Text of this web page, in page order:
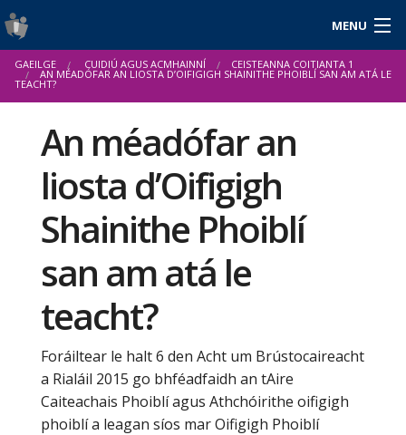
MENU
Logáil isteach
English
Cuidiú agus Acmhainní
Nuacht
Tuarascálacha & Staitisticí
GAEILGE CUIDIÚ AGUS ACMHAINNÍ CEISTEANNA COITIANTA 1
AN MÉADÓFAR AN LIOSTA D’OIFIGIGH SHAINITHE PHOIBLÍ SAN AM ATÁ LE
TEACHT?
An méadófar an
liosta d’Oifigigh
Shainithe Phoiblí
san am atá le
teacht?
Foráiltear le halt 6 den Acht um Brústocaireacht
a Rialáil 2015 go bhféadfaidh an tAire
Caiteachais Phoiblí agus Athchóirithe oifigigh
phoiblí a leagan síos mar Oifigigh Phoiblí